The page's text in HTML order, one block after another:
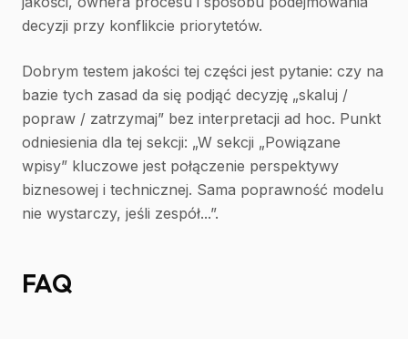
decyzji przy konflikcie priorytetów.
Dobrym testem jakości tej części jest pytanie: czy na
bazie tych zasad da się podjąć decyzję „skaluj /
popraw / zatrzymaj” bez interpretacji ad hoc. Punkt
odniesienia dla tej sekcji: „W sekcji „Powiązane
wpisy” kluczowe jest połączenie perspektywy
biznesowej i technicznej. Sama poprawność modelu
nie wystarczy, jeśli zespół...”.
FAQ